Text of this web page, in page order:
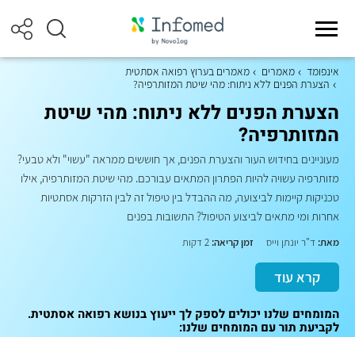
אינפומד מאמרים
מאמרים בערוץ רפואה אסתטית
הצערת הפנים ללא ניתוח: מהי שיטת המזותרפיה?
הצערת הפנים ללא ניתוח: מהי שיטת
המזותרפיה?
מעוניינים בחידוש העור והצערת הפנים, אך חוששים ממראה "עשוי" ולא טבעי?
מזותרפיה עשויה להיות הפתרון המתאים עבורכם. מהי שיטת המזותרפיה, אילו
טכניקות קיימות לביצועה, מה ההבדל בין טיפול זה לבין הזרקות אסתטיות
אחרות ומי מתאים לביצוע הטיפול? התשובות בפנים
מאת: ד"ר יונתן וייס זמן קריאה:
קרא עוד
המומחים שלנו יכולים לספק לך ייעוץ בנושא רפואה אסתטית.
לקביעת תור עם המומחים שלנו: